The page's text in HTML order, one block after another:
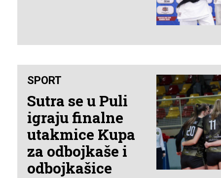
SPORT
Sutra se u Puli
igraju finalne
utakmice Kupa
za odbojkaše i
odbojkašice